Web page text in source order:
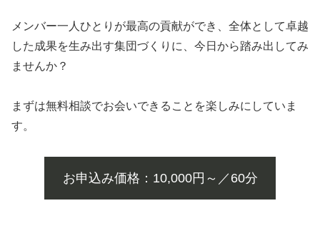
メンバー一人ひとりが最高の貢献ができ、全体として卓越
した成果を生み出す集団づくりに、今日から踏み出してみ
ませんか？
まずは無料相談でお会いできることを楽しみにしていま
す。
お申込み価格：10,000円～／60分